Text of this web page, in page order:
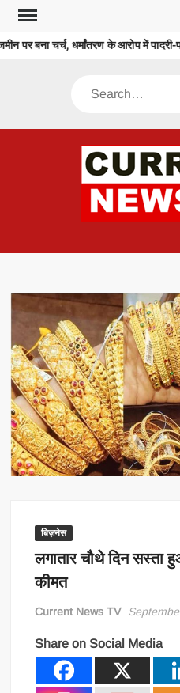
Skip
content
पर बना चर्च, धर्मांतरण के आरोप में पादरी-
Search
बिज़नेस
लगातार चौथे दिन सस्ता
कीमत
Current News TV
Share on Social Media